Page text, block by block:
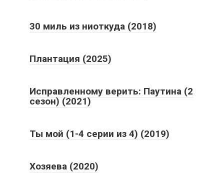
30 миль из ниоткуда (2018)
Плантация (2025)
Исправленному верить: Паутина (2
сезон) (2021)
Ты мой (1-4 серии из 4) (2019)
Хозяева (2020)